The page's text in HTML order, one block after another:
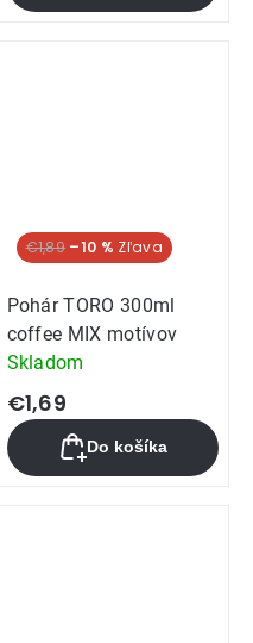
€1,89 –10 %
Pohár TORO 300ml
coffee MIX motívov
Skladom
€1,69
Do košíka